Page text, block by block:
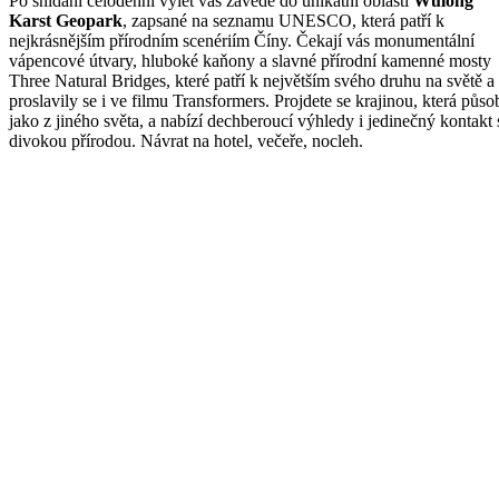
Karst Geopark, zapsané na seznamu UNESCO, která patří k
nejkrásnějším přírodním scenériím Číny. Čekají vás monumentální
vápencové útvary, hluboké kaňony a slavné přírodní kamenné mosty
Three Natural Bridges, které patří k největším svého druhu na světě a
proslavily se i ve filmu Transformers. Projdete se krajinou, která
jako z jiného světa, a nabízí dechberoucí výhledy i jedinečný kontakt
divokou přírodou. Návrat na hotel, večeře, nocleh.